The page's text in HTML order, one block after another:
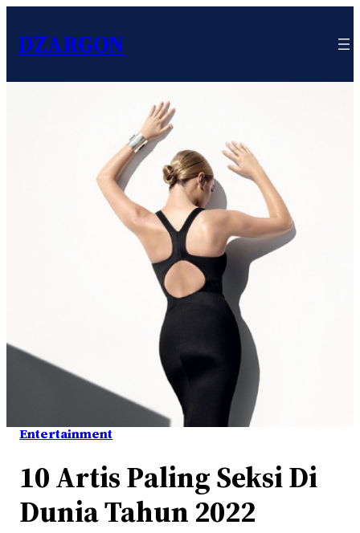
DZARGON
Entertainment
10 Artis Paling Seksi Di
Dunia Tahun 2022